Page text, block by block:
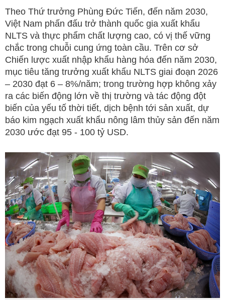
Theo Thứ trưởng Phùng Đức Tiến, đến năm 2030,
Việt Nam phấn đấu trở thành quốc gia xuất khẩu
NLTS và thực phẩm chất lượng cao, có vị thế vững
chắc trong chuỗi cung ứng toàn cầu. Trên cơ sở
Chiến lược xuất nhập khẩu hàng hóa đến năm 2030,
mục tiêu tăng trưởng xuất khẩu NLTS giai đoạn 2026
– 2030 đạt 6 – 8%/năm; trong trường hợp không xảy
ra các biến động lớn về thị trường và tác động đột
biến của yếu tố thời tiết, dịch bệnh tới sản xuất, dự
báo kim ngạch xuất khẩu nông lâm thủy sản đến năm
2030 ước đạt 95 - 100 tỷ USD.